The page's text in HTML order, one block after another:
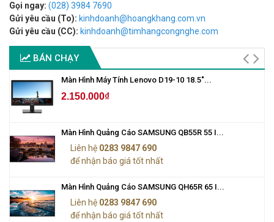
Gọi ngay: (028) 3984 7690
Gửi yêu cầu (To): kinhdoanh@hoangkhang.com.vn
Gửi yêu cầu (CC): kinhdoanh@timhangcongnghe.com
BÁN CHẠY
Màn Hình Máy Tính Lenovo D19-10 18.5"...
2.150.000₫
Màn Hình Quảng Cáo SAMSUNG QB55R 55 I...
Liên hệ 0283 9847 690
để nhận báo giá tốt nhất
Màn Hình Quảng Cáo SAMSUNG QH65R 65 I...
Liên hệ 0283 9847 690
để nhận báo giá tốt nhất